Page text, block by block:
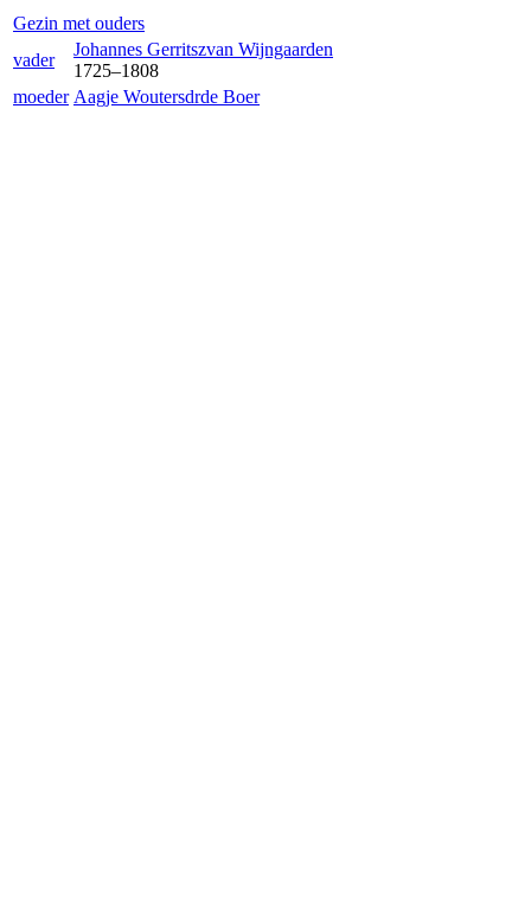
Gezin met ouders
vader
Johannes Gerritszvan Wijngaarden
1725–1808
moeder Aagje Woutersdrde Boer